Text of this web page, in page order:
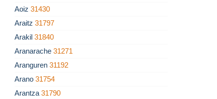
Aoiz 31430
Araitz 31797
Arakil 31840
Aranarache 31271
Aranguren 31192
Arano 31754
Arantza 31790